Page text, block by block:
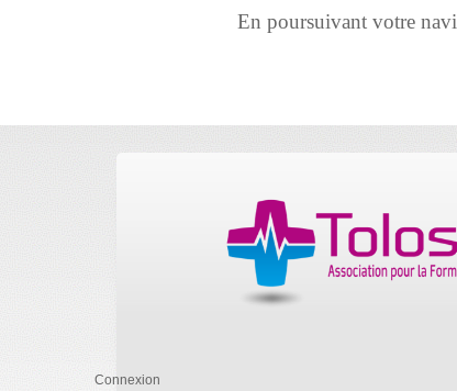
En poursuivant votre
Connexion